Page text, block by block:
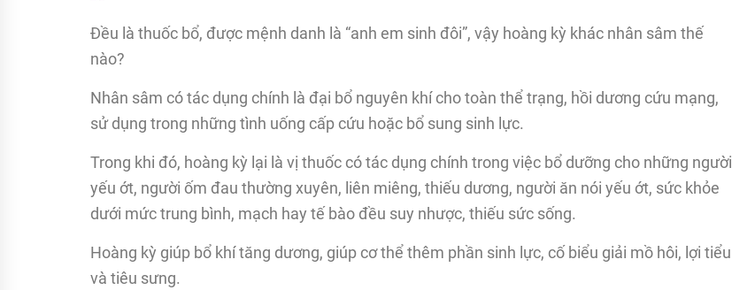
Đều là thuốc bổ, được mệnh danh là “anh em sinh đôi”, vậy hoàng kỳ khác nhân sâm thế
nào?
Nhân sâm có tác dụng chính là đại bổ nguyên khí cho toàn thể trạng, hồi dương cứu mạng,
sử dụng trong những tình uống cấp cứu hoặc bổ sung sinh lực.
Trong khi đó, hoàng kỳ lại là vị thuốc có tác dụng chính trong việc bổ dưỡng cho những người
yếu ớt, người ốm đau thường xuyên, liên miêng, thiếu dương, người ăn nói yếu ớt, sức khỏe
dưới mức trung bình, mạch hay tế bào đều suy nhược, thiếu sức sống.
Hoàng kỳ giúp bổ khí tăng dương, giúp cơ thể thêm phần sinh lực, cố biểu giải mồ hôi, lợi tiểu
và tiêu sưng.